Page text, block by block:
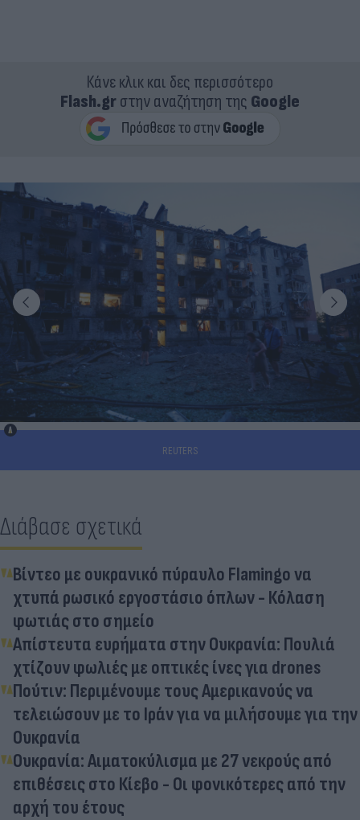
Κάνε κλικ και δες περισσότερο
Flash.grστην αναζήτηση της Google
REUTERS
Διάβασε σχετικά
Βίντεο με ουκρανικό πύραυλο Flamingo να
χτυπά ρωσικό εργοστάσιο όπλων - Κόλαση
φωτιάς στο σημείο
Απίστευτα ευρήματα στην Ουκρανία: Πουλιά
χτίζουν φωλιές με οπτικές ίνες για drones
Πούτιν: Περιμένουμε τους Αμερικανούς να
τελειώσουν με το Ιράν για να μιλήσουμε για την
Ουκρανία
Ουκρανία: Αιματοκύλισμα με 27 νεκρούς από
επιθέσεις στο Κίεβο - Οι φονικότερες από την
αρχή του έτους